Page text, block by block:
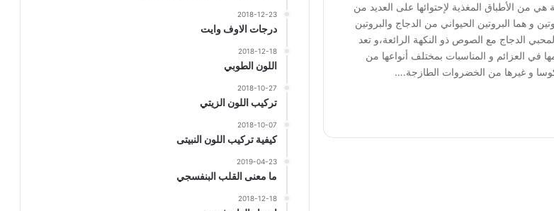
من الأطباق المغذية لإحتوائها على العديد من
و هما البروتين الحيواني من الدجاج والبروتين
الدجاج مع الصوص ذو النكهة الرائعة،و تعد
في العزائم و المناسبات بمختلف أنواعها من
و غيرها من الخضروات الطازجة.…
2018-12-23
درجات الاوف وايت
2018-12-18
اللون الطوبي
2018-10-27
تركيب اللون الزيتي
2018-10-07
كيفية تركيب اللون النبيتى
2019-04-23
ما معنى القلب البنفسجي
2018-12-18